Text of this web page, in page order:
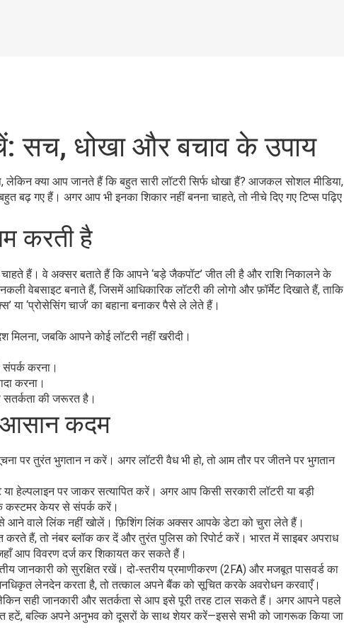
सच, धोखा और बचाव के उपाय
लेकिन क्या आप जानते हैं कि बहुत सारी लॉटरी सिर्फ धोखा हैं? आजकल सोशल मीडिया,
बढ़ गए हैं। अगर आप भी इनका शिकार नहीं बनना चाहते, तो नीचे दिए गए टिप्स पढ़िए
करती है
हैं। वे अक्सर बताते हैं कि आपने ‘बड़े जैकपॉट’ जीत ली है और राशि निकालने के
वेबसाइट बनाते हैं, जिसमें आधिकारिक लॉटरी की लोगो और फ़ॉर्मेट दिखाते हैं, ताकि
‘प्रोसेसिंग चार्ज’ का बहाना बनाकर पैसे ले लेते हैं।
जबकि आपने कोई लॉटरी नहीं खरीदी।
करना।
करना।
की जरूरत है।
कदम
पर तुरंत भुगतान न करें। अगर लॉटरी वैध भी हो, तो आम तौर पर जीतने पर भुगतान
हेल्पलाइन पर जाकर सत्यापित करें। अगर आप किसी सरकारी लॉटरी या बड़ी
कस्टमर केयर से संपर्क करें।
से आने वाले लिंक नहीं खोलें। फ़िशिंग लिंक अक्सर आपके डेटा को चुरा लेते हैं।
हैं, तो नंबर ब्लॉक कर दें और तुरंत पुलिस को रिपोर्ट करें। भारत में साइबर अपराध
जहाँ आप विवरण दर्ज कर शिकायत कर सकते हैं।
जानकारी को सुरक्षित रखें। दो‑स्तरीय प्रमाणीकरण (2FA) और मजबूत पासवर्ड का
लेनदेन करता है, तो तत्काल अपने बैंक को सूचित करके अवरोधन करवाएँ।
सही जानकारी और सतर्कता से आप इसे पूरी तरह टाल सकते हैं। अगर आपने पहले
मत हटें, बल्कि अपने अनुभव को दूसरों के साथ शेयर करें—इससे सभी को जागरूक किया जा